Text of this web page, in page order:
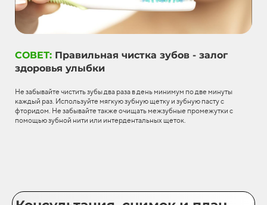
СОВЕТ: Правильная чистка зубов - залог
здоровья улыбки
Не забывайте чистить зубы два раза в день минимум по две минуты
каждый раз. Используйте мягкую зубную щетку и зубную пасту с
фторидом. Не забывайте также очищать межзубные промежутки с
помощью зубной нити или интердентальных щеток.